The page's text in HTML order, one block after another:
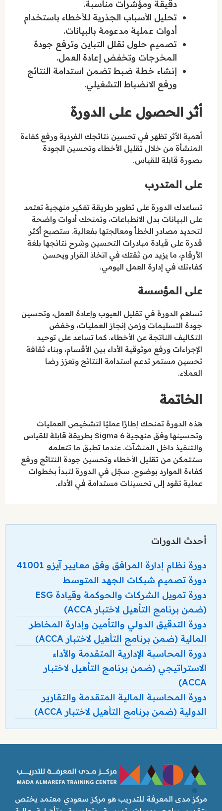
دقيقة ومؤشرات مناسبة.
تحليل الأسباب الجذرية للأخطاء باستخدام
أدوات عملية مدعومة بالبيانات.
تصميم حلول تقلل التباين وترفع جودة
المخرجات وتخفض إعادة العمل.
إنشاء خطة ضبط تضمن استدامة النتائج
ورفع الانضباط التشغيلي.
أثر الحصول على الدورة
أهمية الأثر تظهر في تحسين نتائجك الفردية ورفع كفاءة
المنشأة من خلال تقليل الأخطاء وتحسين الجودة
بصورة قابلة للقياس.
على المتدرب
تساعدك الدورة على تطوير طريقة تفكير منهجية تعتمد
على البيانات بدل الانطباعات، وتمنحك أدوات واضحة
لتحديد مصادر الخطأ ومعالجتها بفعالية. ستصبح أكثر
قدرة على قيادة مبادرات التحسين وشرح نتائجها بلغة
الأرقام، ما يزيد من ثقتك في اتخاذ القرار ويحسن
كفاءتك في إدارة العمل اليومي.
على المؤسسة
تساهم الدورة في تقليل العيوب وإعادة العمل، وتحسين
جودة التسليمات وزمن إنجاز العمليات، وخفض
التكاليف الناتجة عن الأخطاء. كما تساعد على توحيد
الإجراءات ورفع موثوقية الأداء بين الأقسام، وبناء ثقافة
تحسين مستمر تدعم استدامة النتائج وتعزز رضا
العملاء.
الخاتمة
هذه الدورة تمنحك إطارًا عمليًا لتشخيص العمليات
وتحسينها وفق منهجية 6 Sigma بطريقة قابلة للقياس
والتنفيذ داخل المنشآت. عندما تطبق ما تتعلمه
ستتمكن من تقليل الأخطاء وتحسين جودة النتائج ورفع
كفاءة الموارد بوضوح. سجّل في الدورة لتبدأ بخطوات
عملية تقود إلى تحسينات مستدامة في الأداء.
أحدث الدورات
دورة نظام إدارة المرافق وفق معايير آيزو 41001
دورة تصميم شبكات الجهد المتوسط
دورة تمويل الشركات والحوكمة وقيادة ESG
(ضمن برنامج التأهيل لاختبار ACCA)
دورة التدقيق الدولي والتأمين وإدارة المخاطر
المالية (ضمن برنامج التأهيل لاختبار ACCA)
دورة المحاسبة الإدارية المتقدمة والأداء
الاستراتيجي (ضمن برنامج التأهيل لاختبار
ACCA)
دورة المحاسبة المالية المتقدمة والتقارير
الدولية (ضمن برنامج التأهيل لاختبار ACCA)
مركز مدى المعرفة للتدريب هو مركز سعودي معتمد يختص